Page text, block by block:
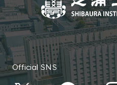
Official SNS